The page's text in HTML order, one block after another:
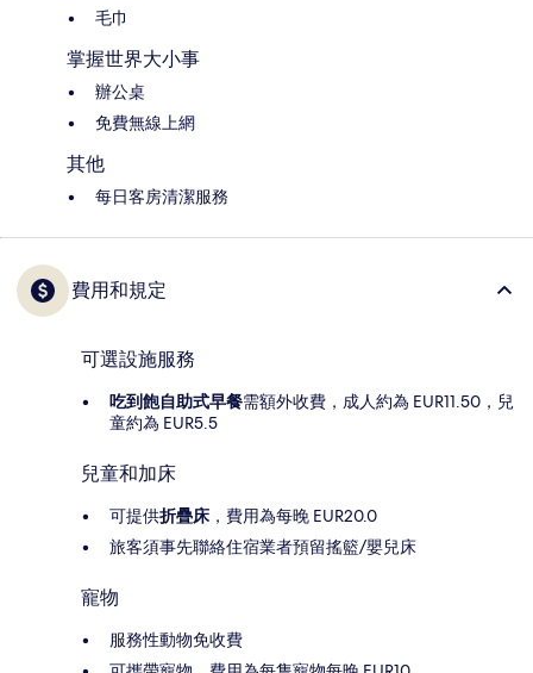
毛巾
掌握世界大小事
辦公桌
免費無線上網
其他
每日客房清潔服務
費用和規定
可選設施服務
吃到飽自助式早餐需額外收費，成人約為 EUR11.50，兒
童約為 EUR5.5
兒童和加床
可提供折疊床 ，費用為每晚 EUR20.0
旅客須事先聯絡住宿業者預留搖籃/嬰兒床
寵物
服務性動物免收費